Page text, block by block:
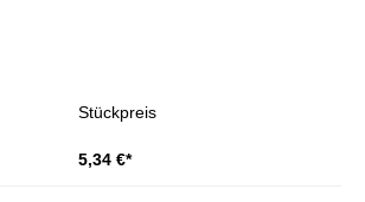
Stückpreis
5,34 €*